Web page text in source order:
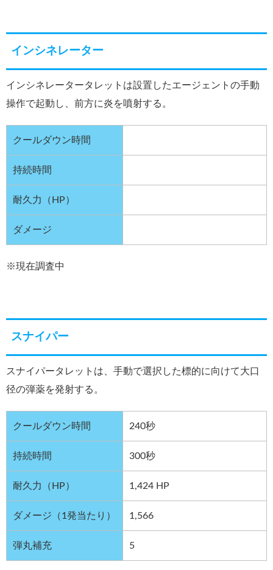
インシネレーター
インシネレータータレットは設置したエージェントの手動
操作で起動し、前方に炎を噴射する。
クールダウン時間
持続時間
耐久力（HP）
ダメージ
※現在調査中
スナイパー
スナイパータレットは、手動で選択した標的に向けて大口
径の弾薬を発射する。
クールダウン時間 240秒
持続時間 300秒
耐久力（HP） 1,424 HP
ダメージ（1発当たり） 1,566
弾丸補充 5